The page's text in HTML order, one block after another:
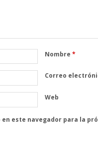
Nombre *
Correo
Web
este navegador para la